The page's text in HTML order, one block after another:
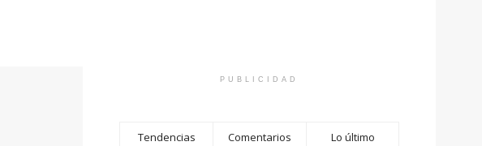
PUBLICIDAD
Tendencias Comentarios Lo último